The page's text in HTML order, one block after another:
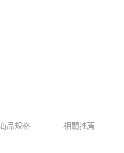
商品規格 相關推薦